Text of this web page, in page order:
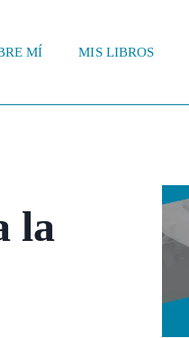
MÍ MIS LIBROS
la